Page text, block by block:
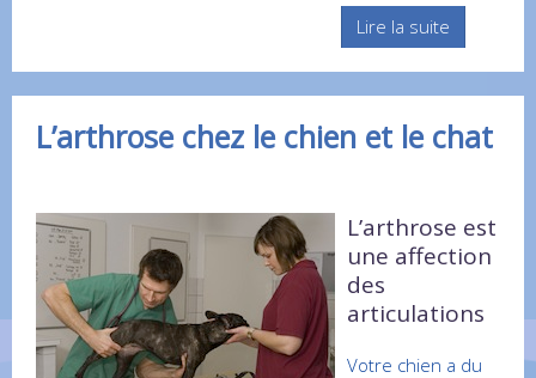
Lire la suite
L’arthrose chez le chien et le chat
L’arthrose est
une affection
des
articulations
Votre chien a du